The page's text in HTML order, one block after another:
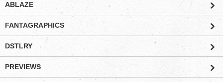
ABLAZE
FANTAGRAPHICS
DSTLRY
PREVIEWS